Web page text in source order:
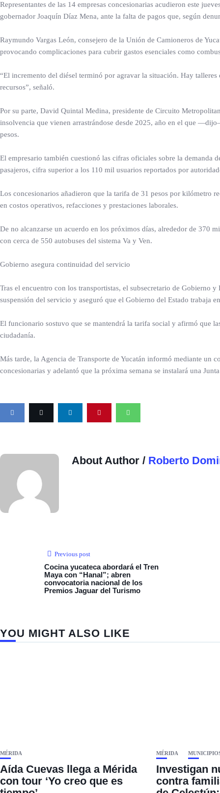
Representantes de las 14 empresas concesionarias acudieron este
gobernador Joaquín Díaz Mena, ante la falta de pagos que, según
Raymundo Vargas León, consejero de la Unión de Camioneros de
provocando complicaciones para cubrir gastos esenciales como
“El incremento del diésel terminó por agravar la situación. Hay
recursos”, señaló.
Por su parte, David Quintal Medina, presidente de Circuito
insolvencia que vienen arrastrándose desde 2025, año en el que
pesos.
El empresario también cuestionó las cifras oficiales sobre la demanda
pasajeros, cifra superior a los 110 mil usuarios reportados por
Los concesionarios añadieron que la tarifa de 31 pesos por kilómetro
en costos operativos, refacciones y prestaciones laborales.
De no alcanzarse un acuerdo en los próximos días, alrededor de 370
con cerca de 550 autobuses del sistema Va y Ven.
Gobierno asegura continuidad del servicio
Tras el encuentro con los transportistas, el subsecretario de Gobierno
suspensión del servicio y aseguró que el Gobierno del Estado trabaja
El funcionario sostuvo que se mantendrá la tarifa social y afirmó que
ciudadanía.
Más tarde, la Agencia de Transporte de Yucatán informó mediante un
concesionarias y adelantó que la próxima semana se instalará una
About Author / Roberto
Previous post
Cocina yucateca abordará el Tren
Maya con “Hanal”; abren
convocatoria nacional de los
Premios Jaguar del Turismo
YOU MIGHT ALSO LIKE
MÉRIDA
Aída Cuevas llega a Mérida
con tour ‘Yo creo que es
MÉRIDA
Investigan
contra